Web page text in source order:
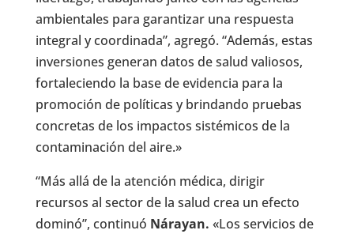
ambientales para garantizar una respuesta
integral y coordinada”, agregó. “Además, estas
inversiones generan datos de salud valiosos,
fortaleciendo la base de evidencia para la
promoción de políticas y brindando pruebas
concretas de los impactos sistémicos de la
contaminación del aire.»
“Más allá de la atención médica, dirigir
recursos al sector de la salud crea un efecto
dominó”, continuó Nárayan. «Los servicios de